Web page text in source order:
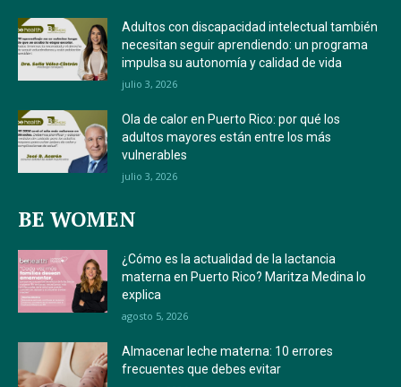
Adultos con discapacidad intelectual también
necesitan seguir aprendiendo: un programa
impulsa su autonomía y calidad de vida
julio 3, 2026
Ola de calor en Puerto Rico: por qué los
adultos mayores están entre los más
vulnerables
julio 3, 2026
BE WOMEN
¿Cómo es la actualidad de la lactancia
materna en Puerto Rico? Maritza Medina lo
explica
agosto 5, 2026
Almacenar leche materna: 10 errores
frecuentes que debes evitar